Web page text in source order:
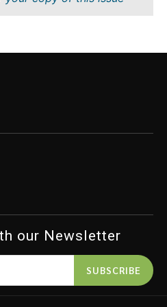
our Newsletter
SUBSCRIBE